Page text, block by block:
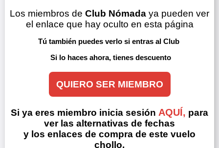
Los miembros de Club Nómada ya pueden ver
el enlace que hay oculto en esta página
Tú también puedes verlo si entras al Club
Si lo haces ahora, tienes descuento
QUIERO SER MIEMBRO
Si ya eres miembro inicia sesión AQUÍ, para
ver las alternativas de fechas
y los enlaces de compra de este vuelo
chollo.